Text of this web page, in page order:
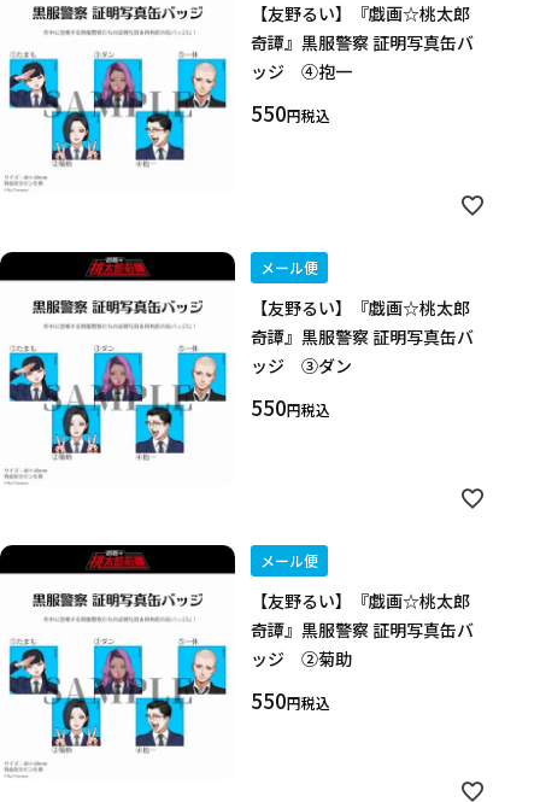
【友野るい】『戯画☆桃太郎
奇譚』黒服警察 証明写真缶バ
ッジ ④抱一
550 税込
メール便
【友野るい】『戯画☆桃太郎
奇譚』黒服警察 証明写真缶バ
ッジ ③ダン
550 税込
メール便
【友野るい】『戯画☆桃太郎
奇譚』黒服警察 証明写真缶バ
ッジ ②菊助
550 税込